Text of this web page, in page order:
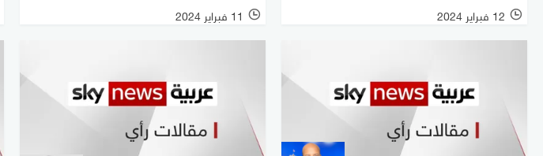
12 فبراير 2024 11 فبراير 2024